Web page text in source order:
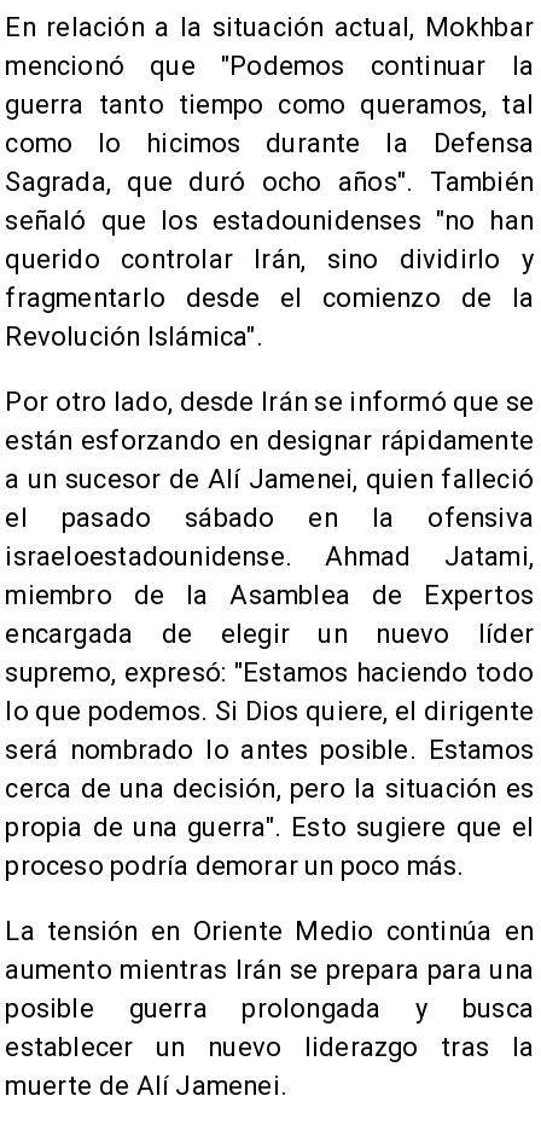
En relación a la situación actual, Mokhbar
mencionó que "Podemos continuar la
guerra tanto tiempo como queramos, tal
como lo hicimos durante la Defensa
Sagrada, que duró ocho años". También
señaló que los estadounidenses "no han
querido controlar Irán, sino dividirlo y
fragmentarlo desde el comienzo de la
Revolución Islámica".
Por otro lado, desde Irán se informó que se
están esforzando en designar rápidamente
a un sucesor de Alí Jamenei, quien falleció
el pasado sábado en la ofensiva
israeloestadounidense. Ahmad Jatami,
miembro de la Asamblea de Expertos
encargada de elegir un nuevo líder
supremo, expresó: "Estamos haciendo todo
lo que podemos. Si Dios quiere, el dirigente
será nombrado lo antes posible. Estamos
cerca de una decisión, pero la situación es
propia de una guerra". Esto sugiere que el
proceso podría demorar un poco más.
La tensión en Oriente Medio continúa en
aumento mientras Irán se prepara para una
posible guerra prolongada y busca
establecer un nuevo liderazgo tras la
muerte de Alí Jamenei.